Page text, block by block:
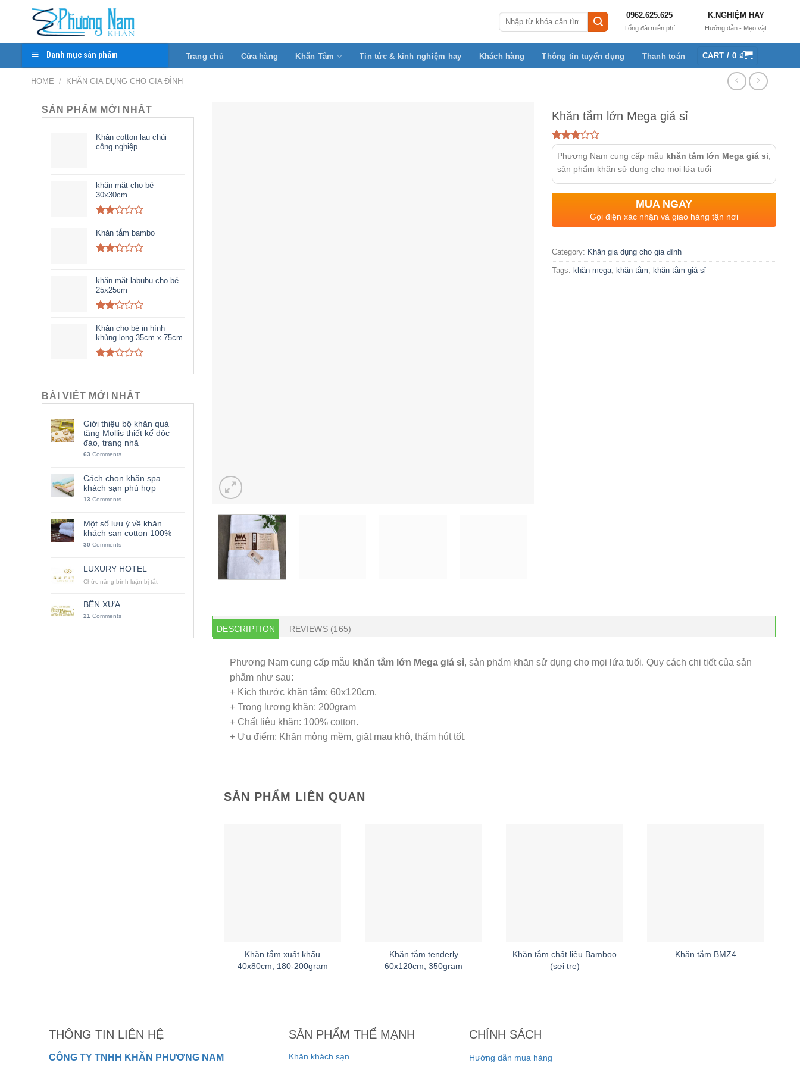
Search
for:
0962.625.625
Tổng đài miễn phí
K.NGHIỆM HAY
Hướng dẫn - Mẹo vặt
Danh mục sản phẩm Trang chủ Cửa hàng Khăn Tắm Tin tức & kinh nghiệm hay Khách hàng Thông tin tuyển dụng Thanh toán CART / 0 ₫
HOME / KHĂN GIA DỤNG CHO GIA ĐÌNH
SẢN PHẨM MỚI NHẤT
Khăn cotton lau chùi
công nghiệp
khăn mặt cho bé
30x30cm
2.20
out
of 5
Khăn tắm bambo
out
of 5
khăn mặt labubu cho bé
25x25cm
2.12
out
of 5
Khăn cho bé in hình
khủng long 35cm x 75cm
2.06
of 5
BÀI VIẾT MỚI NHẤT
Giới thiệu bộ khăn quà
tặng Mollis thiết kế độc
đáo, trang nhã
63 Comments
Cách chọn khăn spa
khách sạn phù hợp
13 Comments
Một số lưu ý về khăn
khách sạn cotton 100%
30 Comments
LUXURY HOTEL
Chức năng bình luận bị tắt
BẾN XƯA
21 Comments
Khăn tắm lớn Mega giá sỉ
Rated
2.92
out of
based
on
165
Phương Nam cung cấp mẫu khăn tắm lớn Mega giá sỉ,
sản phẩm khăn sử dụng cho mọi lứa tuổi
MUA NGAY
Gọi điện xác nhận và giao hàng tận nơi
Category: Khăn gia dụng cho gia đình
Tags: khăn mega, khăn tắm, khăn tắm giá sỉ
DESCRIPTION REVIEWS (165)
Phương Nam cung cấp mẫu khăn tắm lớn Mega giá sỉ, sản phẩm khăn sử dụng cho mọi lứa tuổi. Quy cách chi tiết của sản
phẩm như sau:
+ Kích thước khăn tắm: 60x120cm.
+ Trọng lượng khăn: 200gram
+ Chất liệu khăn: 100% cotton.
+ Ưu điểm: Khăn mỏng mềm, giặt mau khô, thấm hút tốt.
SẢN PHẨM LIÊN QUAN
Khăn tắm xuất khẩu
40x80cm, 180-200gram
Khăn tắm tenderly
60x120cm, 350gram
Khăn tắm chất liệu Bamboo
(sợi tre)
Khăn tắm BMZ4
THÔNG TIN LIÊN HỆ
CÔNG TY TNHH KHĂN PHƯƠNG NAM
SẢN PHẨM THẾ MẠNH
Khăn khách sạn
CHÍNH SÁCH
Hướng dẫn mua hàng